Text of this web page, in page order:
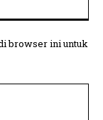
browser ini untuk